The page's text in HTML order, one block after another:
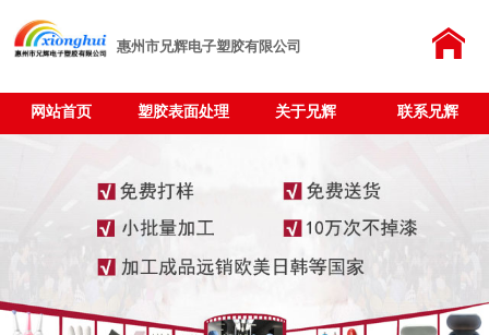
惠州市兄辉电子塑胶有限公司
网站首页 塑胶表面处理 关于兄辉 联系兄辉